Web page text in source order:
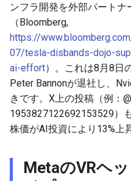
2026-04-30
2026-04-29
2026-04-28
2026-04-27
2026-04-25
ンフラ開発を外部パート
（Bloomberg,
https://
07/tesla-disbands-dojo-
ai-effort）。これは8月8日
Peter Bannonが退社し、
きです。X上の投稿（例：
1953827122692153529）
株価がAI投資により13%上
MetaのVRヘ